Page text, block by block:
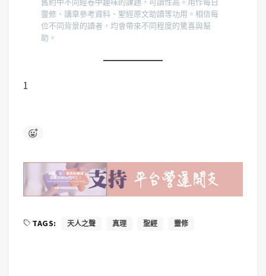
舊約中不同經卷中趣味的課題，可讀性高。用作每日
靈修、講章參考資料、聖經原文助讀等功用。相信每
位不同背景的讀者，均會帶來不同程度的驚喜與幫
助。
1
TAGS: 天人之聲 真理 聖經 靈修